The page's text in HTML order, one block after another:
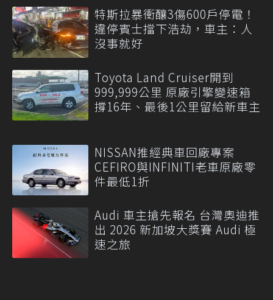
特斯拉暴衝釀3傷600戶停電！
違停賓士擋下浩劫，車主：人
沒事就好
Toyota Land Cruiser開到
999,999公里 原廠引擎變速箱
撐16年、最後1公里留給新車主
NISSAN推經典車回廠專案
CEFIRO與INFINITI老車原廠零
件最低1折
Audi 車主搶先報名 台灣奧迪推
出 2026 新加坡大獎賽 Audi 極
速之旅